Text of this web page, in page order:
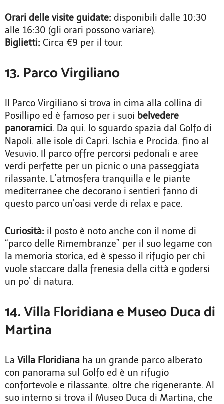
Orari delle visite guidate: disponibili dalle 10:30
alle 16:30 (gli orari possono variare).
Biglietti: Circa €9 per il tour.
13. Parco Virgiliano
Il Parco Virgiliano si trova in cima alla collina di
Posillipo ed è famoso per i suoi belvedere
panoramici. Da qui, lo sguardo spazia dal Golfo di
Napoli, alle isole di Capri, Ischia e Procida, fino al
Vesuvio. Il parco offre percorsi pedonali e aree
verdi perfette per un picnic o una passeggiata
rilassante. L’atmosfera tranquilla e le piante
mediterranee che decorano i sentieri fanno di
questo parco un’oasi verde di relax e pace.
Curiosità: il posto è noto anche con il nome di
“parco delle Rimembranze” per il suo legame con
la memoria storica, ed è spesso il rifugio per chi
vuole staccare dalla frenesia della città e godersi
un po’ di natura.
14. Villa Floridiana e Museo Duca di
Martina
La Villa Floridiana ha un grande parco alberato
con panorama sul Golfo ed è un rifugio
confortevole e rilassante, oltre che rigenerante. Al
suo interno si trova il Museo Duca di Martina, che